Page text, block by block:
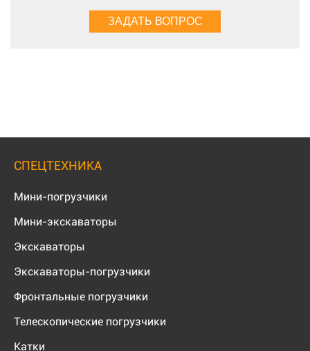
СПЕЦТЕХНИКА
Мини-погрузчики
Мини-экскаваторы
Экскаваторы
Экскаваторы-погрузчики
Фронтальные погрузчики
Телескопические погрузчики
Катки